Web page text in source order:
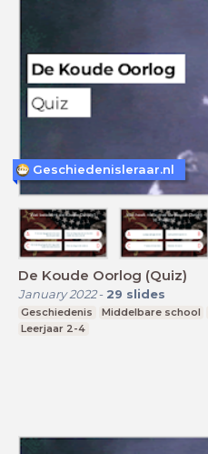
De Koude Oorlog (Quiz)
January 2022- 29 slides
Geschiedenis Middelbare school
Leerjaar 2-4
Geschiedenisleraar.nl